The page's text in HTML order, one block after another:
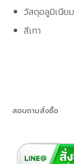
วัสดุอลูมิเนียม
สีเทา
สอบถามสั่งซื้อ